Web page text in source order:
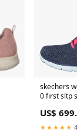
skechers
0 first sltp
US$
★★★★★